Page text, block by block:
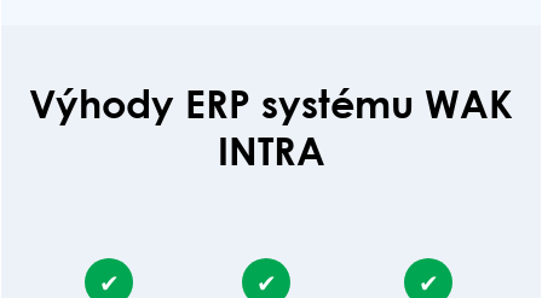
Výhody ERP systému WAK
INTRA
✔ ✔ ✔